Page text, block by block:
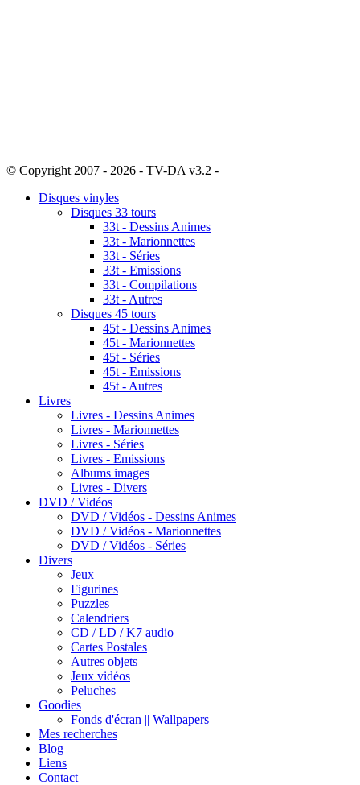
© Copyright 2007 - 2026 - TV-DA v3.2 -
Disques vinyles
Disques 33 tours
33t - Dessins Animes
33t - Marionnettes
33t - Séries
33t - Emissions
33t - Compilations
33t - Autres
Disques 45 tours
45t - Dessins Animes
45t - Marionnettes
45t - Séries
45t - Emissions
45t - Autres
Livres
Livres - Dessins Animes
Livres - Marionnettes
Livres - Séries
Livres - Emissions
Albums images
Livres - Divers
DVD / Vidéos
DVD / Vidéos - Dessins Animes
DVD / Vidéos - Marionnettes
DVD / Vidéos - Séries
Divers
Jeux
Figurines
Puzzles
Calendriers
CD / LD / K7 audio
Cartes Postales
Autres objets
Jeux vidéos
Peluches
Goodies
Fonds d'écran || Wallpapers
Mes recherches
Blog
Liens
Contact